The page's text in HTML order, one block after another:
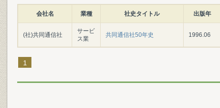
会社名 業種 社史タイトル 出版年
(社)共同通信社
サービ
ス業
共同通信社50年史 1996.06
1